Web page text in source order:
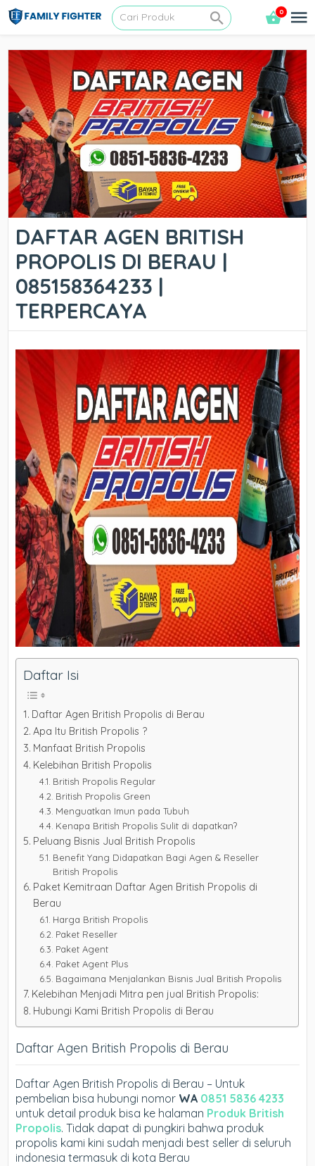
0
DAFTAR AGEN BRITISH
PROPOLIS DI BERAU |
085158364233 |
TERPERCAYA
Daftar Isi
Daftar Agen British Propolis di Berau
Apa Itu British Propolis ?
Manfaat British Propolis
Kelebihan British Propolis
British Propolis Regular
British Propolis Green
Menguatkan Imun pada Tubuh
Kenapa British Propolis Sulit di dapatkan?
Peluang Bisnis Jual British Propolis
Benefit Yang Didapatkan Bagi Agen & Reseller
British Propolis
Paket Kemitraan Daftar Agen British Propolis di
Berau
Harga British Propolis
Paket Reseller
Paket Agent
Paket Agent Plus
Bagaimana Menjalankan Bisnis Jual British Propolis
Kelebihan Menjadi Mitra pen jual British Propolis:
Hubungi Kami British Propolis di Berau
Daftar Agen British Propolis di Berau
Daftar Agen British Propolis di Berau – Untuk
pembelian bisa hubungi nomor WA 0851 5836 4233
untuk detail produk bisa ke halaman Produk British
Propolis. Tidak dapat di pungkiri bahwa produk
propolis kami kini sudah menjadi best seller di seluruh
indonesia termasuk di kota Berau